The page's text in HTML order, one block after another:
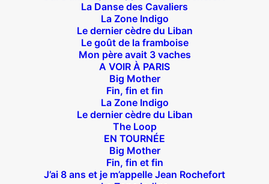
La Danse des Cavaliers
La Zone Indigo
Le dernier cèdre du Liban
Le goût de la framboise
Mon père avait 3 vaches
A VOIR À PARIS
Big Mother
Fin, fin et fin
La Zone Indigo
Le dernier cèdre du Liban
The Loop
EN TOURNÉE
Big Mother
Fin, fin et fin
J’ai 8 ans et je m’appelle Jean Rochefort
Suivez nous !